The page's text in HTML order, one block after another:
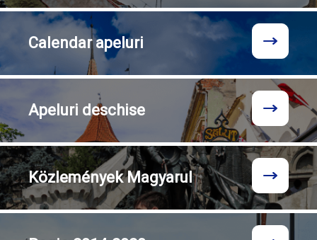
Calendarapeluri
Apeluri deschise
KözleményekMagyarul